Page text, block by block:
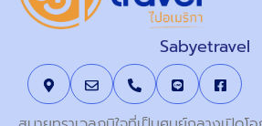
Sabyetravel